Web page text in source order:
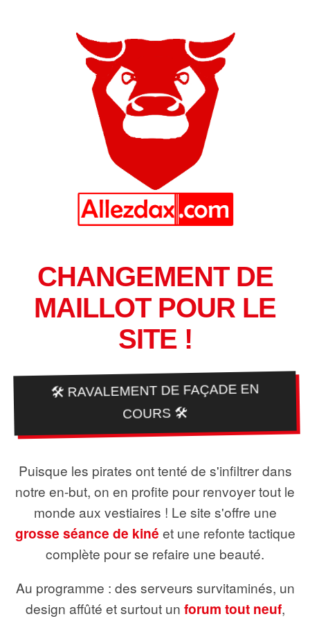
CHANGEMENT DE
MAILLOT POUR LE
SITE !
🛠️ RAVALEMENT DE FAÇADE EN
COURS 🛠️
Puisque les pirates ont tenté de s'infiltrer dans
notre en-but, on en profite pour renvoyer tout le
monde aux vestiaires ! Le site s'offre une
grosse séance de kiné et une refonte tactique
complète pour se refaire une beauté.
Au programme : des serveurs survitaminés, un
design affûté et surtout un forum tout neuf,